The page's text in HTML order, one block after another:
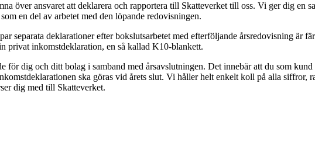
över ansvaret att deklarera och rapportera till Skatteverket till oss. Vi ger dig en
en del av arbetet med den löpande redovisningen.
separata deklarationer efter bokslutsarbetet med efterföljande årsredovisning är
privat inkomstdeklaration, en så kallad K10-blankett.
för dig och ditt bolag i samband med årsavslutningen. Det innebär att du som
ska göras vid årets slut. Vi håller helt enkelt koll på alla siffror,
dig med till Skatteverket.